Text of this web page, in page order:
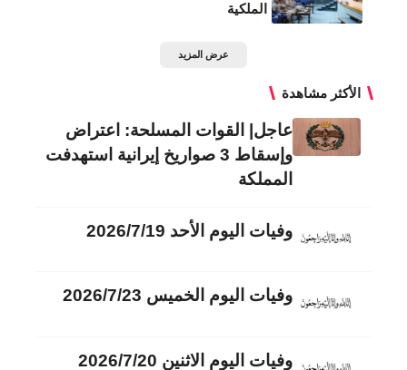
الملكية
عرض المزيد
الأكثر مشاهدة
عاجل| القوات المسلحة: اعتراض
وإسقاط 3 صواريخ إيرانية استهدفت
المملكة
وفيات اليوم الأحد 2026/7/19
وفيات اليوم الخميس 2026/7/23
وفيات اليوم الاثنين 2026/7/20